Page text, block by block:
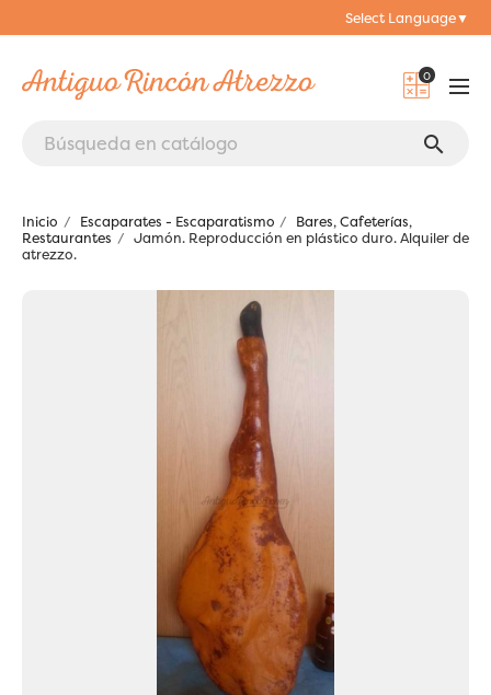
Select Language▼
0
search
Inicio Escaparates - Escaparatismo
Bares, Cafeterías,
Restaurantes
Jamón. Reproducción en plástico duro. Alquiler de
atrezzo.